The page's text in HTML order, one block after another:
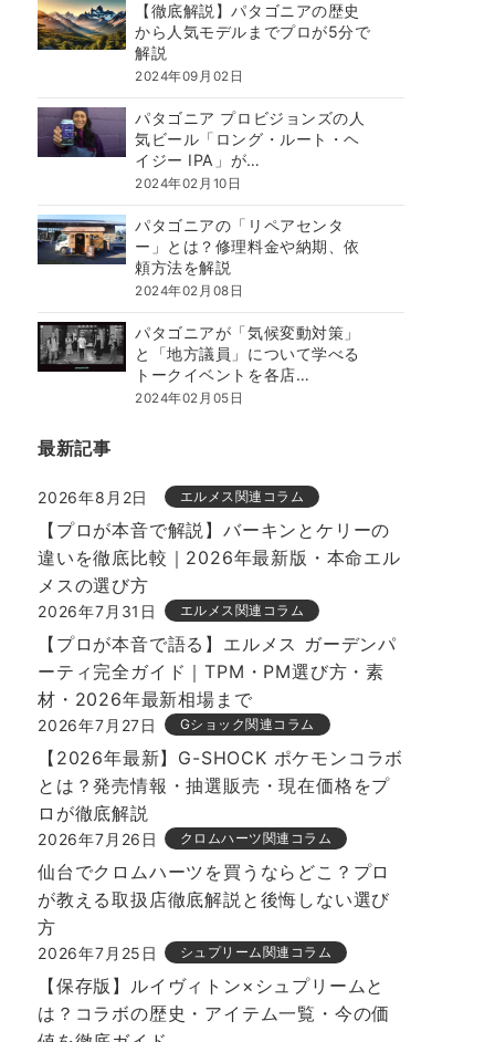
【徹底解説】パタゴニアの歴史
から人気モデルまでプロが5分で
解説
2024年09月02日
パタゴニア プロビジョンズの人
気ビール「ロング・ルート・ヘ
イジー IPA」が…
2024年02月10日
パタゴニアの「リペアセンタ
ー」とは？修理料金や納期、依
頼方法を解説
2024年02月08日
パタゴニアが「気候変動対策」
と「地方議員」について学べる
トークイベントを各店…
2024年02月05日
最新記事
2026年8月2日 エルメス関連コラム
【プロが本音で解説】バーキンとケリーの
違いを徹底比較｜2026年最新版・本命エル
メスの選び方
2026年7月31日 エルメス関連コラム
【プロが本音で語る】エルメス ガーデンパ
ーティ完全ガイド｜TPM・PM選び方・素
材・2026年最新相場まで
2026年7月27日 Gショック関連コラム
【2026年最新】G-SHOCK ポケモンコラボ
とは？発売情報・抽選販売・現在価格をプ
ロが徹底解説
2026年7月26日 クロムハーツ関連コラム
仙台でクロムハーツを買うならどこ？プロ
が教える取扱店徹底解説と後悔しない選び
方
2026年7月25日 シュプリーム関連コラム
【保存版】ルイヴィトン×シュプリームと
は？コラボの歴史・アイテム一覧・今の価